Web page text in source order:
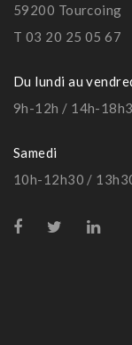
59200 Tourcoing
T 03 20 25 05 67
Du lundi au
9h-12h / 14h-
Samedi
10h-12h30 /